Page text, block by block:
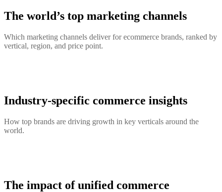
The world’s top marketing channels
Which marketing channels deliver for ecommerce brands, ranked by
vertical, region, and price point.
Industry-specific commerce insights
How top brands are driving growth in key verticals around the
world.
The impact of unified commerce